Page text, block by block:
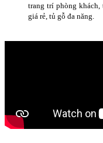
trang trí phòng khách,
giá rẻ, tủ gỗ đa năng.